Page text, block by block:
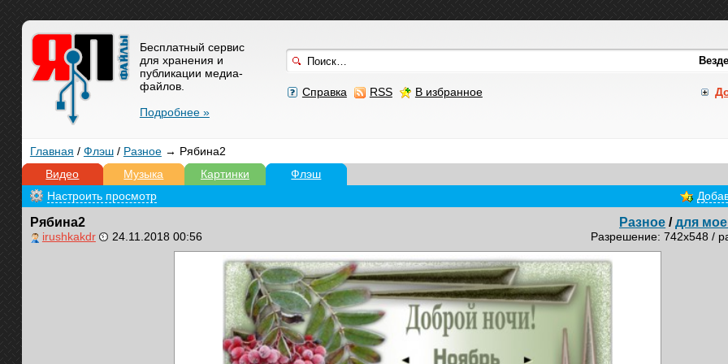
Справка RSS В избранное
Бесплатный сервис
для хранения и
публикации медиа-
файлов.
Подробнее »
Главная / Флэш/ Разное→ Рябина2
Видео
Музыка Картинки Флэш
Настроить просмотр
Рябина2
irushkakdr 24.11.2018 00:56
Разное /для
Разрешение: 742x548 /